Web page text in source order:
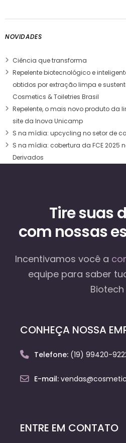
NOVIDADES
Ciência que transforma
Repelente biotecnológico e
obtidos por extração limpa e
Cosmetics & Toiletries Brasil
Repelente, o mais novo produto da
site da Inova Unicamp
S na mídia: upcycling no setor de
S na mídia: cobertura da FCE 2025
Derivados
Tire suas
com nossas
Incentivamos você a
equipepara saber
Biotech
CONHEÇA NOSSA
Telefone: (19) 99420-
E-mail:
ENTRE EM CONTATO